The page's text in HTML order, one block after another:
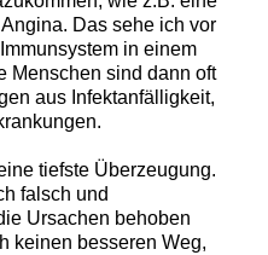
Das sehe ich vor
in einem
Menschen sind dann oft
aus Infektanfälligkeit,
tiefste Überzeugung.
falsch und
Ursachen behoben
keinen besseren Weg,